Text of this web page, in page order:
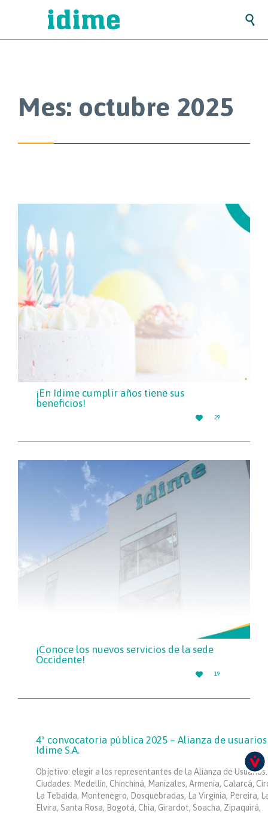

Mes: octubre 2025
¡En Idime cumplir años tiene sus
beneficios!

LOVE
29
¡Conoce los nuevos servicios de la sede
Occidente!

LOVE
19
4ª convocatoria pública 2025 – Alianza de usuarios
Idime S.A.
Objetivo: elegir a los representantes de la Alianza de Usuarios.
Ciudades: Medellín, Chinchiná, Manizales, Armenia, Calarcá,
La Tebaida, Montenegro, Dosquebradas, La Virginia, Pereira,
Elvira, Santa Rosa, Bogotá, Chía, Girardot, Soacha, Zipaquirá,